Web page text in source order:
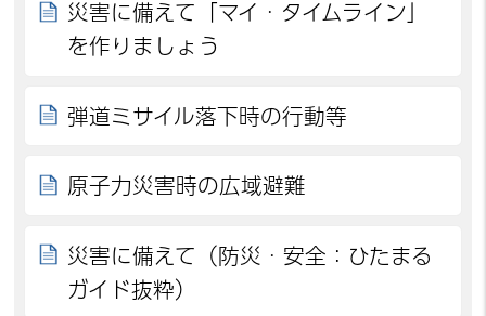
災害に備えて「マイ・タイムライン」
を作りましょう
弾道ミサイル落下時の行動等
原子力災害時の広域避難
災害に備えて（防災・安全：ひたまる
ガイド抜粋）